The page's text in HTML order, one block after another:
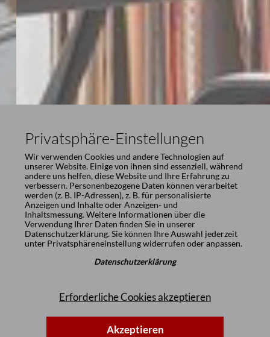
Privatsphäre-Einstellungen
Wir verwenden Cookies und andere Technologien auf
unserer Website. Einige von ihnen sind essenziell, während
andere uns helfen, diese Website und Ihre Erfahrung zu
verbessern. Personenbezogene Daten können verarbeitet
werden (z. B. IP-Adressen), z. B. für personalisierte
Anzeigen und Inhalte oder Anzeigen- und
Inhaltsmessung. Weitere Informationen über die
Verwendung Ihrer Daten finden Sie in unserer
Datenschutzerklärung. Sie können Ihre Auswahl jederzeit
unter Privatsphäreneinstellungwiderrufen oder anpassen.
Datenschutzerklärung
Erforderliche Cookies akzeptieren
Akzeptieren